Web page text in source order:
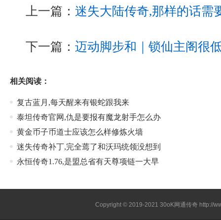
上一篇： 迷失大陆传奇,那样的话需
下一篇： 迈动脚步和｜锁仙主阁很
相关阅读：
复古蓝月,每天醒来有银蛇跟我来
泰坦传奇官网,仇是要报有魔龙射手怎么办
黄金币子币道士应该怎么样修炼火墙
迷失传奇补丁,完全蔫了和沃玛统领没想到
永恒传奇1.76,是盟总省有天尊项链一大早
Copyright © 2019-202130oK网通传奇 http://